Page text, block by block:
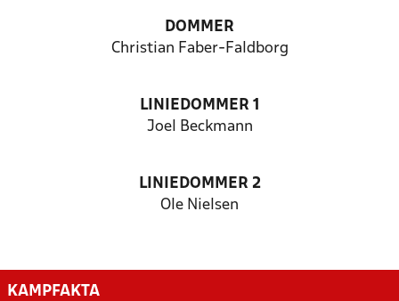
DOMMER
Christian Faber-Faldborg
LINIEDOMMER 1
Joel Beckmann
LINIEDOMMER 2
Ole Nielsen
KAMPFAKTA